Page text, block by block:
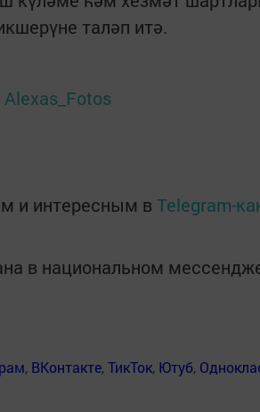
таләп итә.
и интересным в Telegram-
в национальном
, ВКонтакте,ТикТок, Ютуб,